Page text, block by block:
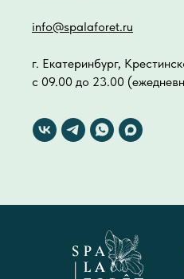
info@spalaforet.ru
г. Екатеринбург,
с 09.00 до 23.00